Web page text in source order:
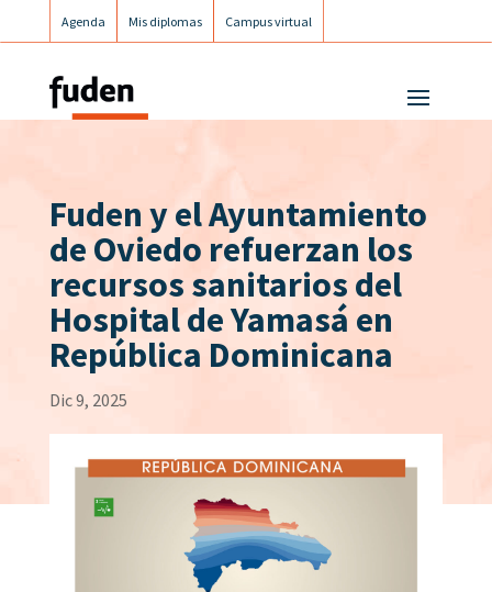
Agenda Mis diplomas Campus virtual
Fuden y el Ayuntamiento
de Oviedo refuerzan los
recursos sanitarios del
Hospital de Yamasá en
República Dominicana
Dic 9, 2025